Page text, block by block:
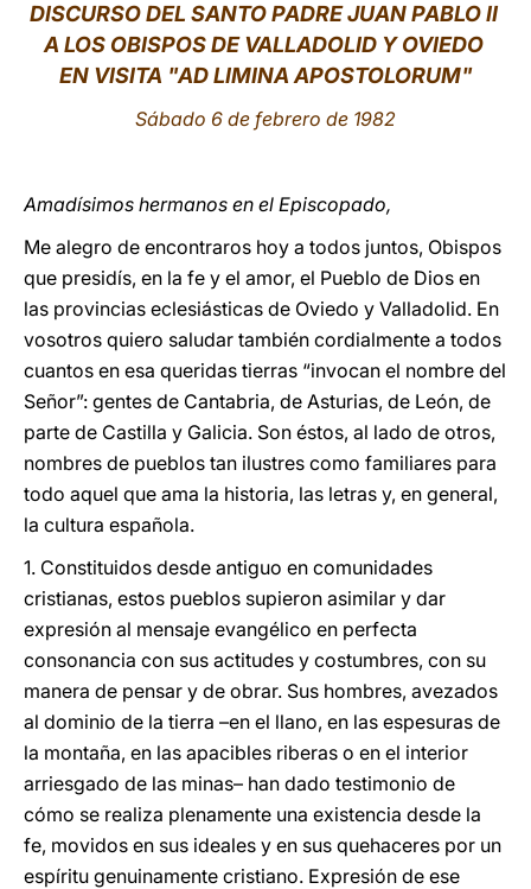
中文
LATINE
DISCURSO DEL SANTO PADRE JUAN PABLO II
A LOS OBISPOS DE VALLADOLID Y OVIEDO
EN VISITA "AD LIMINA APOSTOLORUM"
Sábado 6 de febrero de 1982
Amadísimos hermanos en el Episcopado,
Me alegro de encontraros hoy a todos juntos, Obispos
que presidís, en la fe y el amor, el Pueblo de Dios en
las provincias eclesiásticas de Oviedo y Valladolid. En
vosotros quiero saludar también cordialmente a todos
cuantos en esa queridas tierras “invocan el nombre del
Señor”: gentes de Cantabria, de Asturias, de León, de
parte de Castilla y Galicia. Son éstos, al lado de otros,
nombres de pueblos tan ilustres como familiares para
todo aquel que ama la historia, las letras y, en general,
la cultura española.
1. Constituidos desde antiguo en comunidades
cristianas, estos pueblos supieron asimilar y dar
expresión al mensaje evangélico en perfecta
consonancia con sus actitudes y costumbres, con su
manera de pensar y de obrar. Sus hombres, avezados
al dominio de la tierra –en el llano, en las espesuras de
la montaña, en las apacibles riberas o en el interior
arriesgado de las minas– han dado testimonio de
cómo se realiza plenamente una existencia desde la
fe, movidos en sus ideales y en sus quehaceres por un
espíritu genuinamente cristiano. Expresión de ese